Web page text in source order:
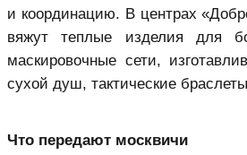
и координацию. В центрах
вяжут теплые изделия для
маскировочные сети,
сухой душ, тактические
Что передают москвичи